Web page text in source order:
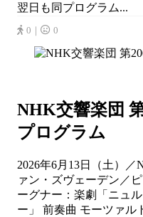
翌日も同プログラム...
0｜ 0
NHK交響楽団
プログラム
2026年6月13日（土）
ァン・ズヴェーデン／
ーグナー：楽劇「ニュ
ー」 前奏曲 モーツァル